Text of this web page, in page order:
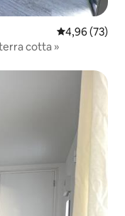
Évaluation
4,96 (73)
cotta »